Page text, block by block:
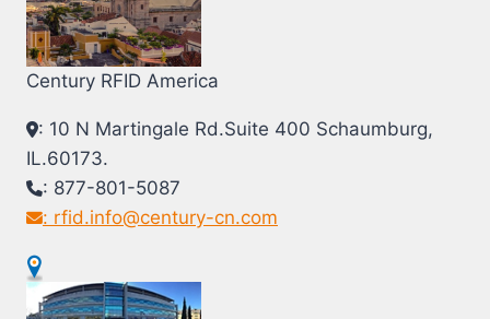
Century RFID America
: 10 N Martingale Rd.Suite 400 Schaumburg,
IL.60173.
: 877-801-5087
: rfid.info@century-cn.com